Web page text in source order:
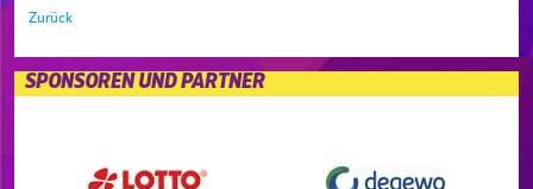
Zurück
SPONSOREN UND PARTNER